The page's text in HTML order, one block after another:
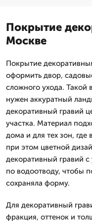
Покрытие
Москве
Покрытие
оформить двор,
сложного ухода. Такой
нужен аккуратный
декоративный гравий
участка. Материал
дома и для тех зон,
при этом цветной
декоративный гравий с
по водоотводу, чтобы
сохраняла форму.
Для декоративный
фракция, оттенок и